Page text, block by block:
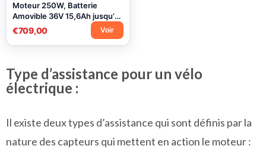
Moteur 250W, Batterie
Amovible 36V 15,6Ah jusqu’à
100 km d’Autonomie, 7
Vitesses, Freins à Disque
Hydrauliques, Écran LCD
Électrique Mixte E-bike
€709,00 Voir
Type d’assistance pour un vélo
électrique :
Il existe deux types d’assistance qui sont définis par la
nature des capteurs qui mettent en action le moteur :